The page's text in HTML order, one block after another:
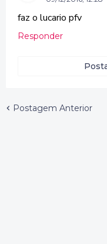
faz o lucario pfv
Responder
Postagem Anterior